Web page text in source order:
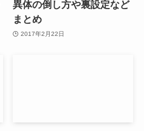
異体の倒し方や裏設定など
まとめ
2017年2月22日